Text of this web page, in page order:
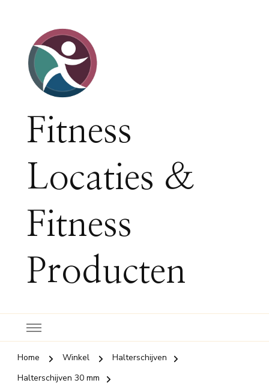
Fitness
Locaties &
Fitness
Producten
Home Winkel
Halterschijven
Halterschijven 30 mm